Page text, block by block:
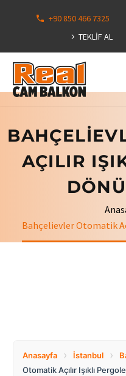
+90 850 466 7325
TEKLİF AL
AÇILIR
Bahçelievler Otomatik
Anasayfa › İstanbul ›
Otomatik Açılır Işıklı Pergole
113
Hepsini
Göster
Bulgaria
Canada